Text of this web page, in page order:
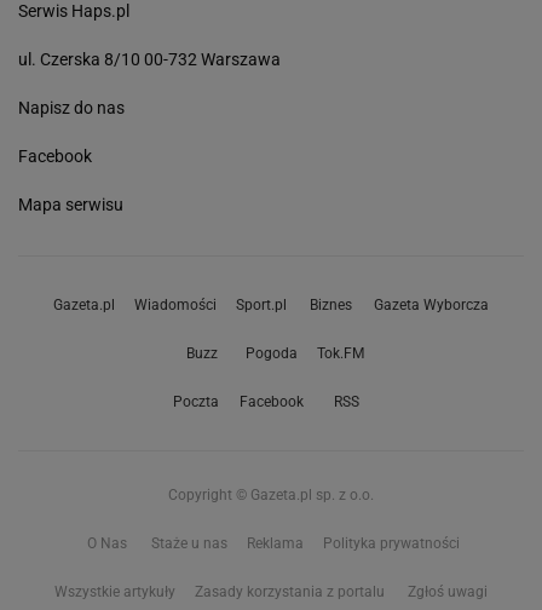
Serwis Haps.pl
ul. Czerska 8/10 00-732 Warszawa
Napisz do nas
Facebook
Mapa serwisu
Gazeta.pl Wiadomości Sport.pl Biznes Gazeta Wyborcza
Buzz Pogoda Tok.FM
Poczta Facebook RSS
Copyright © Gazeta.pl sp. z o.o.
O Nas Staże u nas Reklama Polityka prywatności
Wszystkie artykuły Zasady korzystania z portalu Zgłoś uwagi